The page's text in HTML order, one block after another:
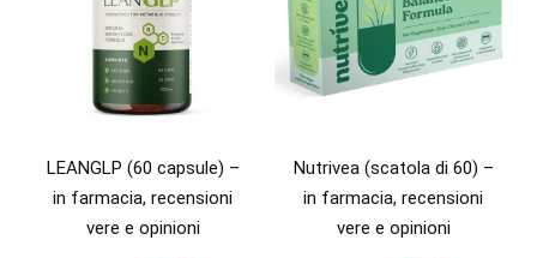
LEANGLP (60 capsule) –
in farmacia, recensioni
vere e opinioni
Nutrivea (scatola di 60) –
in farmacia, recensioni
vere e opinioni